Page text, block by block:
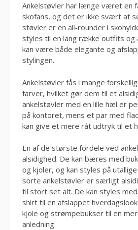
Ankelstøvler har længe været en
skofans, og det er ikke svært at
støvler er en all-rounder i
styles til en lang række outfits og
kan være både elegante og
stylingen.
Ankelstøvler fås i mange
farver, hvilket gør dem til et
ankelstøvler med en lille hæl er
på kontoret, mens et par med
kan give et mere råt udtryk til et
En af de største fordele ved
alsidighed. De kan bæres med
og kjoler, og kan styles på
sorte ankelstøvler er særligt
til stort set alt. De kan styles
shirt til en afslappet
kjole og strømpebukser til en
anledning.